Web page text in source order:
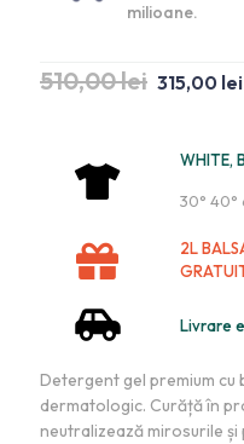
milioane.
510,00lei 315,00 lei
WHITE,
30° 40°
2L
Livrare
Detergent gel premium
dermatologic. Curăță în
neutralizează mirosurile